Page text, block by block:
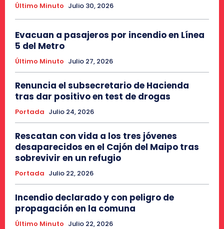
Último Minuto Julio 30, 2026
Evacuan a pasajeros por incendio en Línea
5 del Metro
Último Minuto Julio 27, 2026
Renuncia el subsecretario de Hacienda
tras dar positivo en test de drogas
Portada Julio 24, 2026
Rescatan con vida a los tres jóvenes
desaparecidos en el Cajón del Maipo tras
sobrevivir en un refugio
Portada Julio 22, 2026
Incendio declarado y con peligro de
propagación en la comuna
Último Minuto Julio 22, 2026